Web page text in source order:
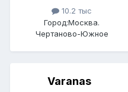
10.2 тыс
Город:Москва.
Чертаново-Южное
Varanas